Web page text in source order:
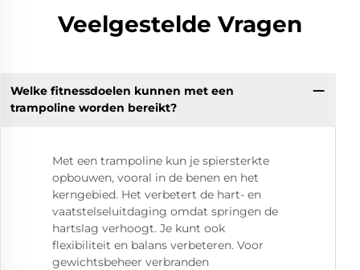
Veelgestelde Vragen
Welke fitnessdoelen kunnen met een
trampoline worden bereikt?
Met een trampoline kun je spiersterkte
opbouwen, vooral in de benen en het
kerngebied. Het verbetert de hart- en
vaatstelseluitdaging omdat springen de
hartslag verhoogt. Je kunt ook
flexibiliteit en balans verbeteren. Voor
gewichtsbeheer verbranden